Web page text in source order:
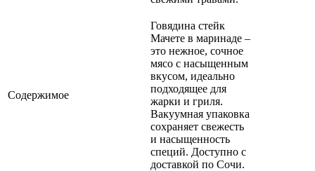
Содержимое
Говядина стейк
Мачете в маринаде –
это нежное, сочное
мясо с насыщенным
вкусом, идеально
подходящее для
жарки и гриля.
Вакуумная упаковка
сохраняет свежесть
и насыщенность
специй. Доступно с
доставкой по Сочи.